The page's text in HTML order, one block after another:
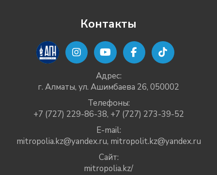
Контакты
Адрес:
г. Алматы, ул. Ашимбаева 26, 050002
Телефоны:
+7 (727) 229-86-38, +7 (727) 273-39-52
E-mail:
mitropolia.kz@yandex.ru, mitropolit.kz@yandex.ru
Сайт:
mitropolia.kz/